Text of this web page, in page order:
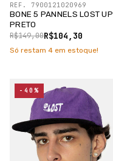
BONE 5 PANNELS LOST UP
PRETO
R$104,30
R$149,00
REF. 7900121020969
Só restam 4 em estoque!
-40%